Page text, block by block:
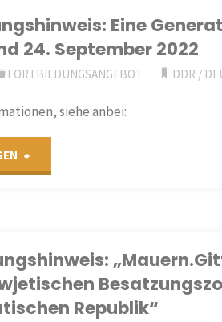
Geschichtslehrkräfte
(Lernort
Keibelstraße)"
Eine
24. September 2022
FORTBILDUNGSANGEBOT DDR /
siehe anbei:
wiedervereinigt?!
(LI
Republik“